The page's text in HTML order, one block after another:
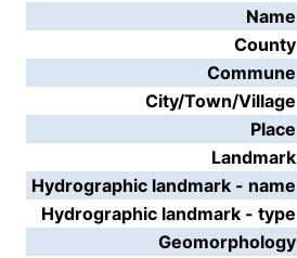
Name
County
Commune
City/Town/Village
Place
Landmark
Hydrographic landmark - name
Hydrographic landmark - type
Geomorphology